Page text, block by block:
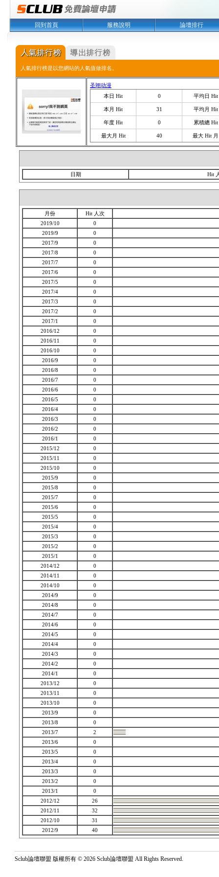
回到首頁 服務說明 論壇排行
人氣排行榜是以您網站的人氣值做排名。
圣翊动漫
本日 Hit
0 平均日 Hit
本月 Hit 31 平均月 Hit
年度 Hit 0 累積總 Hit
最大月 Hit 40 最大 Hit 月
日期 Hit
月份
Hit 人次
2019/10
0
2019/9
0
2017/9
0
2017/8
0
2017/7
0
2017/6
0
2017/5
0
2017/4
0
2017/3
0
2017/2
0
2017/1
0
2016/12
0
2016/11
0
2016/10
0
2016/9
0
2016/8
0
2016/7
0
2016/6
0
2016/5
0
2016/4
0
2016/3
0
2016/2
0
2016/1
0
2015/12
0
2015/11
0
2015/10
0
2015/9
0
2015/8
0
2015/7
0
2015/6
0
2015/5
0
2015/4
0
2015/3
0
2015/2
0
2015/1
0
2014/12
0
2014/11
0
2014/10
0
2014/9
0
2014/8
0
2014/7
0
2014/6
0
2014/5
0
2014/4
0
2014/3
0
2014/2
0
2014/1
0
2013/12
0
2013/11
0
2013/10
0
2013/9
0
2013/8
0
2013/7
2
2013/6
0
2013/5
0
2013/4
0
2013/3
0
2013/2
0
2013/1
0
2012/12
26
2012/11
32
2012/10
31
2012/9
40
Sclub論壇聯盟 版權所有 © 2026 Sclub論壇聯盟 All Rights Reserved.